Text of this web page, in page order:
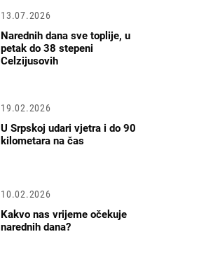
13.07.2026
Narednih dana sve toplije, u
petak do 38 stepeni
Celzijusovih
19.02.2026
U Srpskoj udari vjetra i do 90
kilometara na čas
10.02.2026
Kakvo nas vrijeme očekuje
narednih dana?